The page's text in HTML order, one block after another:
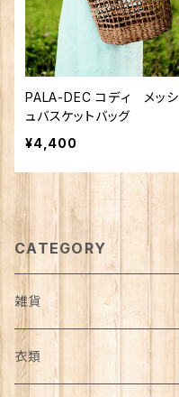
PALA-DEC コディ メッシ
ュバスケットバッグ
¥4,400
CATEGORY
雑貨
日用品雑貨
衣類